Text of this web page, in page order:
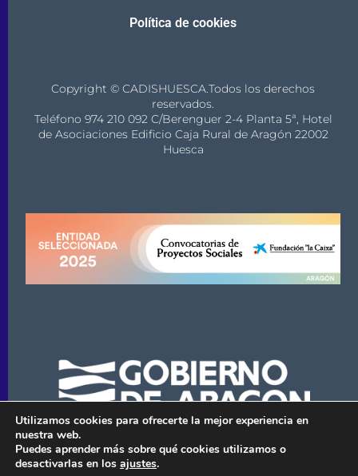
Política de cookies
Copyright © CADISHUESCA.Todos los derechos
reservados.
Teléfono 974 210 092 C/Berenguer 2-4 Planta 5ª, Hotel
de Asociaciones Edificio Caja Rural de Aragón 22002
Huesca
Utilizamos cookies para ofrecerte la mejor experiencia en
nuestra web.
Puedes aprender más sobre qué cookies utilizamos o
desactivarlas en los ajustes.